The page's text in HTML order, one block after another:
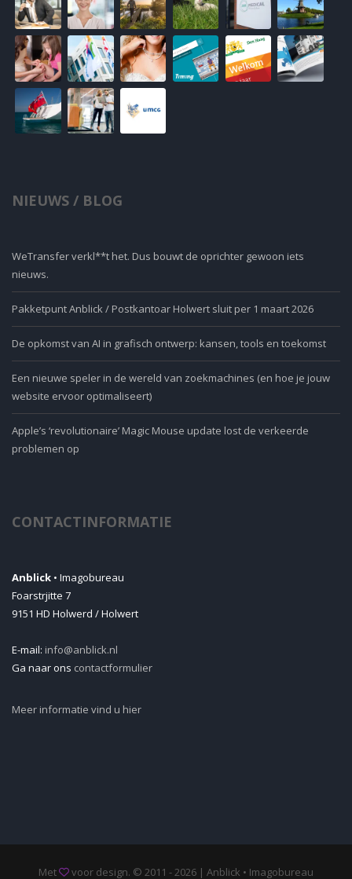
NIEUWS / BLOG
WeTransfer verkl**t het. Dus bouwt de oprichter gewoon iets
nieuws.
Pakketpunt Anblick / Postkantoar Holwert sluit per 1 maart 2026
De opkomst van AI in grafisch ontwerp: kansen, tools en toekomst
Een nieuwe speler in de wereld van zoekmachines (en hoe je jouw
website ervoor optimaliseert)
Apple’s ‘revolutionaire’ Magic Mouse update lost de verkeerde
problemen op
CONTACTINFORMATIE
Anblick • Imagobureau
Foarstrjitte 7
9151 HD Holwerd / Holwert
E-mail: info@anblick.nl
Ga naar ons contactformulier
Meer informatie vind u hier
Met voor design. © 2011 - 2026 | Anblick • Imagobureau